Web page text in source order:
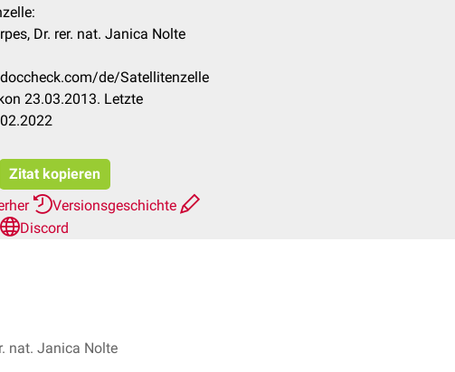
Dr. rer. nat. Janica Nolte
de/Satellitenzelle
23.03.2013. Letzte
Zitat kopieren
Versionsgeschichte
Discord
nat. Janica Nolte